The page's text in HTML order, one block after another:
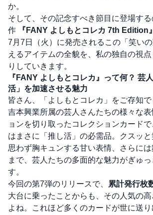
か。
そして、その記念すべき節目に登場す
作
『FANY よしもとコレカ 7th Edition』
7月7日（火）に発売されるこの「笑い
えるアイテムの全貌を、私の独自の視
りしていきます。
『FANY よしもとコレカ』って何？ 芸
活」を加速させる魅力
皆さん、「よしもとコレカ」をご存知
吉本興業所属の芸人さんたちの様々な
ョンを切り取ったコレクションカード
はまさに「推し活」の必需品。クスッと
思わず胸キュンする甘い表情、さらに
まで、芸人たちの多面的な魅力がぎゅ
す。
今回の第7弾のリリースで、
累計発行枚
大台に乗ったことからも、その人気の
よね。これほど多くのカードが世に送